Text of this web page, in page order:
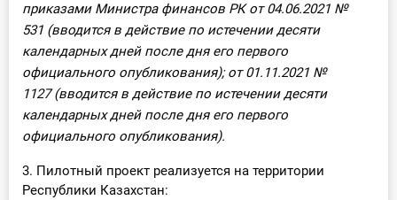
приказами Министра финансов РК от 04.06.2021 №
531 (вводится в действие по истечении десяти
календарных дней после дня его первого
официального опубликования); от 01.11.2021 №
1127(вводится в действие по истечении десяти
календарных дней после дня его первого
официального опубликования).
3. Пилотный проект реализуется на территории
Республики Казахстан: